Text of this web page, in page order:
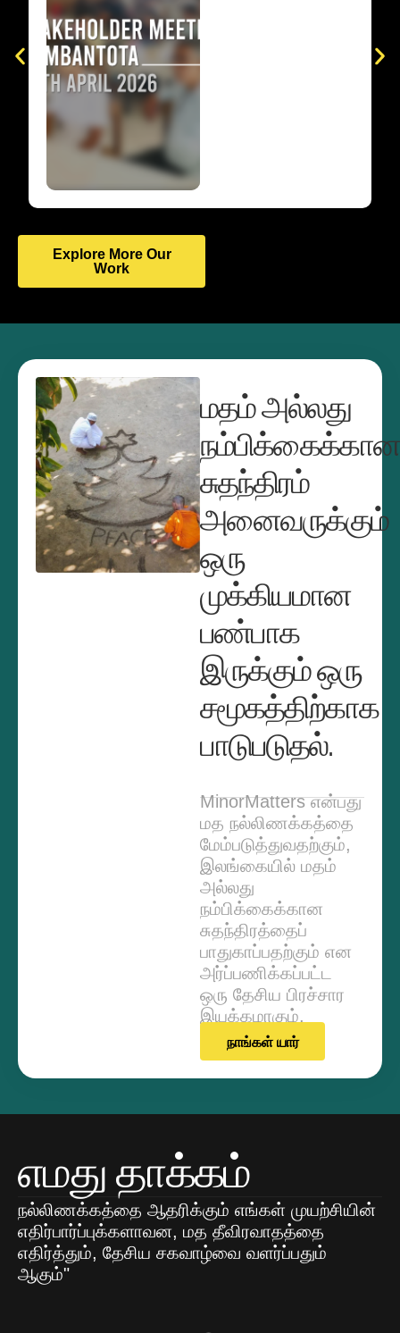
Explore More Our
Work
மதம் அல்லது
நம்பிக்கைக்கான
சுதந்திரம்
அனைவருக்கும்
ஒரு
முக்கியமான
பண்பாக
இருக்கும் ஒரு
சமூகத்திற்காக
பாடுபடுதல்.
MinorMatters என்பது
மத நல்லிணக்கத்தை
மேம்படுத்துவதற்கும்,
இலங்கையில் மதம்
அல்லது
நம்பிக்கைக்கான
சுதந்திரத்தைப்
பாதுகாப்பதற்கும் என
அர்ப்பணிக்கப்பட்ட
ஒரு தேசிய பிரச்சார
இயக்கமாகும்.
நாங்கள் யார்
எமது தாக்கம்
நல்லிணக்கத்தை ஆதரிக்கும் எங்கள் முயற்சியின்
எதிர்பார்ப்புக்களாவன, மத தீவிரவாதத்தை
எதிர்த்தும், தேசிய சகவாழ்வை வளர்ப்பதும்
ஆகும்"